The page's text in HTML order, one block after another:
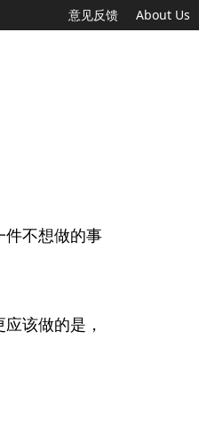
意见反馈 About Us
不想做的事
该做的是，